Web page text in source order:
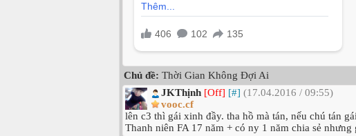
Chủ đề: Thời Gian Không Đợi Ai
JKThịnh [Off] [#] (17.04.2016 / 09:55)
vooc.cf
lên c3 thì gái xinh đầy. tha hồ mà tán, nếu chú tán
Thanh niên FA 17 năm + có ny 1 năm chia sẻ nhưng